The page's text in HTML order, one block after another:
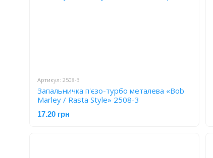
Артикул: 2508-3
Запальничка п'єзо-турбо металева «Bob
Marley / Rasta Style» 2508-3
17.20 грн